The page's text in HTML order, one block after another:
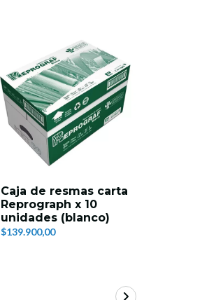
Caja de resmas carta
Reprograph x 10
unidades (blanco)
$139.900,00